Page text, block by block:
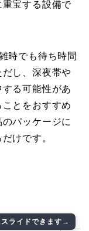
宝する設備で
時でも待ち時間
し、深夜帯や
る可能性があ
とをおすすめ
パッケージに
けです。